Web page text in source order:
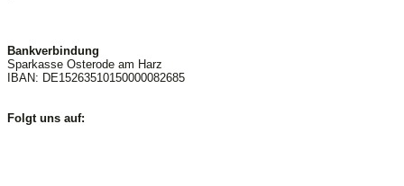
Bankverbindung
Sparkasse Osterode am Harz
IBAN: DE15263510150000082685
Folgt uns auf: